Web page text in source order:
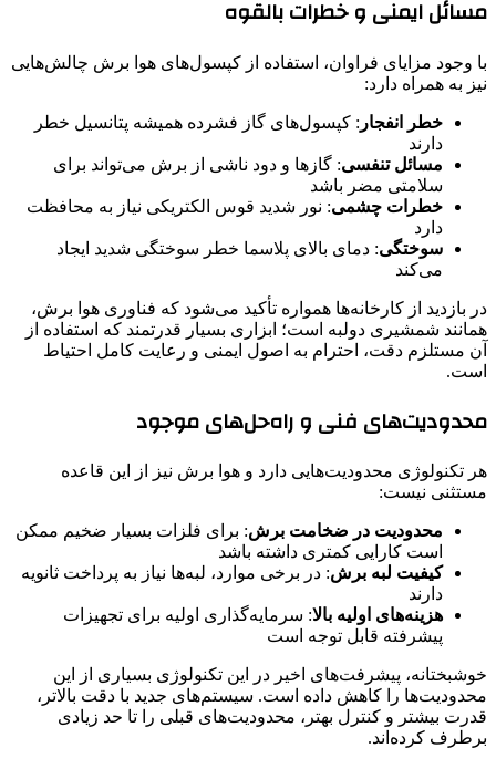
مسائل ایمنی و خطرات بالقوه
با وجود مزایای فراوان، استفاده از کپسول‌های هوا برش چالش‌هایی
نیز به همراه دارد:
خطر انفجار : کپسول‌های گاز فشرده همیشه پتانسیل خطر
دارند
مسائل تنفسی: گازها و دود ناشی از برش می‌تواند برای
سلامتی مضر باشد
خطرات چشمی: نور شدید قوس الکتریکی نیاز به محافظت
دارد
سوختگی: دمای بالای پلاسما خطر سوختگی شدید ایجاد
می‌کند
در بازدید از کارخانه‌ها همواره تأکید می‌شود که فناوری هوا برش،
همانند شمشیری دولبه است؛ ابزاری بسیار قدرتمند که استفاده از
آن مستلزم دقت، احترام به اصول ایمنی و رعایت کامل احتیاط
است.
محدودیت‌های فنی و راه‌حل‌های موجود
هر تکنولوژی محدودیت‌هایی دارد و هوا برش نیز از این قاعده
مستثنی نیست:
محدودیت در ضخامت برش: برای فلزات بسیار ضخیم ممکن
است کارایی کمتری داشته باشد
کیفیت لبه برش: در برخی موارد، لبه‌ها نیاز به پرداخت ثانویه
دارند
هزینه‌های اولیه بالا: سرمایه‌گذاری اولیه برای تجهیزات
پیشرفته قابل توجه است
خوشبختانه، پیشرفت‌های اخیر در این تکنولوژی بسیاری از این
محدودیت‌ها را کاهش داده است. سیستم‌های جدید با دقت بالاتر،
قدرت بیشتر و کنترل بهتر، محدودیت‌های قبلی را تا حد زیادی
برطرف کرده‌اند.